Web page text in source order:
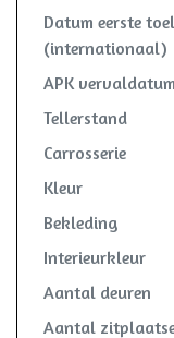
Datum eerste
(internationaal)
APK vervaldatum
Tellerstand
Carrosserie
Kleur
Bekleding
Interieurkleur
Aantal deuren
Aantal